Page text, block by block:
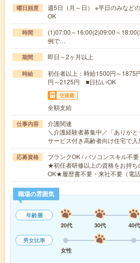
曜日頻度
週5日（月～日） ※平日のみなど
OK
時間
(1)07:00～16:00(2)09:00～
例で…
期間 即日～2ヶ月以上
時給
初任者以上：時給1500円～1875
円～2125円 ■日払いOK
交通費
全額支給
仕事内容
介護関連
＼介護経験者募集中／「ありがと
サービス付き高齢者向け住宅で
応募資格
ブランクOK / パソコンスキル不
★初任者研修以上の資格をお持
OK★履歴書不要・来社不要（電
職場の雰囲気
年齢層
20代
30代 40代
男女比率
女性